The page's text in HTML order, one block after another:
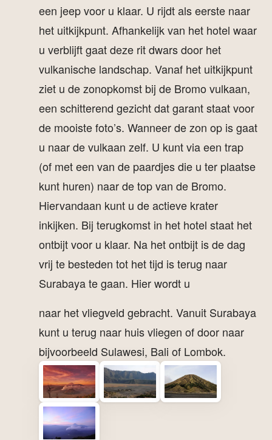
een jeep voor u klaar. U rijdt als eerste naar
het uitkijkpunt. Afhankelijk van het hotel waar
u verblijft gaat deze rit dwars door het
vulkanische landschap. Vanaf het uitkijkpunt
ziet u de zonopkomst bij de Bromo vulkaan,
een schitterend gezicht dat garant staat voor
de mooiste foto’s. Wanneer de zon op is gaat
u naar de vulkaan zelf. U kunt via een trap
(of met een van de paardjes die u ter plaatse
kunt huren) naar de top van de Bromo.
Hiervandaan kunt u de actieve krater
inkijken. Bij terugkomst in het hotel staat het
ontbijt voor u klaar. Na het ontbijt is de dag
vrij te besteden tot het tijd is terug naar
Surabaya te gaan. Hier wordt u
naar het vliegveld gebracht. Vanuit Surabaya
kunt u terug naar huis vliegen of door naar
bijvoorbeeld Sulawesi, Bali of Lombok.